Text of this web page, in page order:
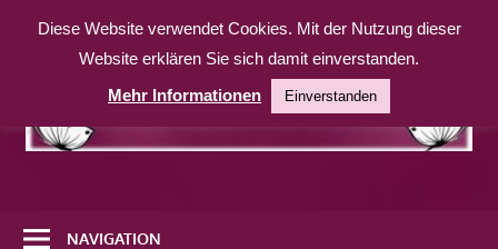
Inhalt
weitereNAVIGATION
Diese Website verwendet Cookies. Mit der Nutzung dieser
Website erklären Sie sich damit einverstanden.
Mehr Informationen
Einverstanden